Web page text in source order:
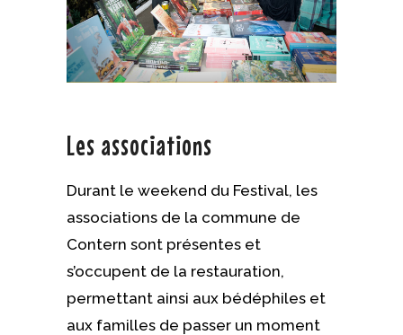
Les associations
Durant le weekend du Festival, les
associations de la commune de
Contern sont présentes et
s’occupent de la restauration,
permettant ainsi aux bédéphiles et
aux familles de passer un moment